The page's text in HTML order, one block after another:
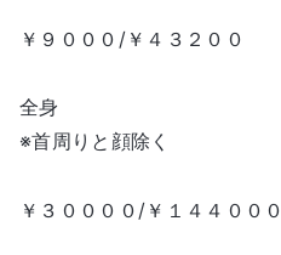
￥９０００/￥４３２００
全身
※首周りと顔除く
￥３００００/￥１４４０００